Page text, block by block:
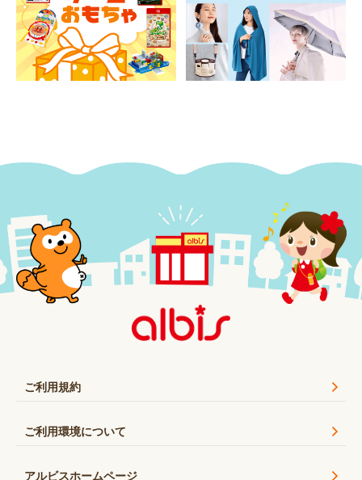
ご利用規約
ご利用環境について
アルビスホームページ